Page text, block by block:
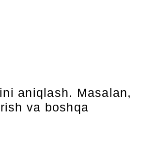
aniqlash. Masalan,
va boshqa